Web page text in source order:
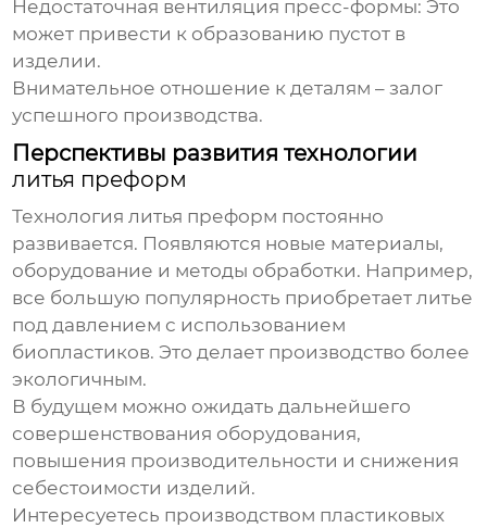
Недостаточная вентиляция пресс-формы: Это
может привести к образованию пустот в
изделии.
Внимательное отношение к деталям – залог
успешного производства.
Перспективы развития технологии
литья преформ
Технологиялитья преформ постоянно
развивается. Появляются новые материалы,
оборудование и методы обработки. Например,
все большую популярность приобретает литье
под давлением с использованием
биопластиков. Это делает производство более
экологичным.
В будущем можно ожидать дальнейшего
совершенствования оборудования,
повышения производительности и снижения
себестоимости изделий.
Интересуетесь производством пластиковых